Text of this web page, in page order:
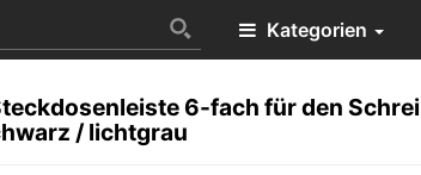
Kategorien
6-fach für den
/ lichtgrau